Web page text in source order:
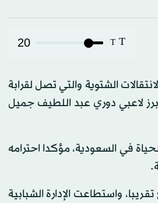
T
T
20
الشتوية والتي تصل لقرابة
لاعبي دوري عبد اللطيف جميل
في السعودية، مؤكدا احترامه
واستطاعت الإدارة الشبابية